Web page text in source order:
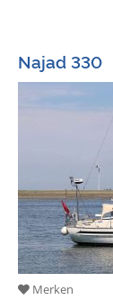
Najad 330
Merken